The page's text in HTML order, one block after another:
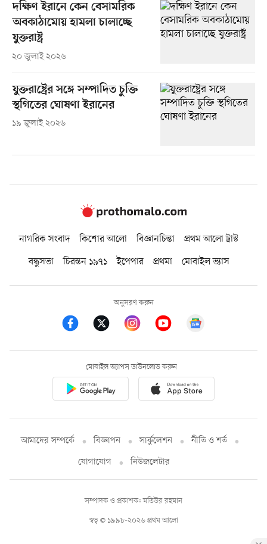
দক্ষিণ ইরানে কেন বেসামরিক
অবকাঠামোয় হামলা চালাচ্ছে
যুক্তরাষ্ট্র
২০ জুলাই ২০২৬
যুক্তরাষ্ট্রের সঙ্গে সম্পাদিত চুক্তি
স্থগিতের ঘোষণা ইরানের
১৯ জুলাই ২০২৬
নাগরিক সংবাদ কিশোর আলো বিজ্ঞানচিন্তা
প্রথম আলো ট্রাস্ট
বন্ধুসভা
চিরন্তন ১৯৭১ ইপেপার প্রথমা মোবাইল ভ্যাস
অনুসরণ করুন
মোবাইল অ্যাপস ডাউনলোড করুন
আমাদের সম্পর্কে বিজ্ঞাপন সার্কুলেশন
নীতি ও শর্ত
যোগাযোগ
নিউজলেটার
স্বত্ব © ১৯৯৮-২০২৬ প্রথম আলো
সম্পাদক ও প্রকাশক: মতিউর রহমান